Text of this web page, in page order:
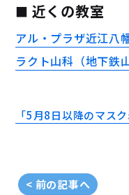
近くの教室
アル・プラザ近江八
ラクト山科（地下鉄
「5月8日以降のマス
< 前の記事へ